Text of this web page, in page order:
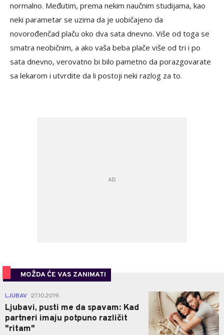
normalno. Međutim, prema nekim naučnim studijama, kao
neki parametar se uzima da je uobičajeno da
novorođenčad plaču oko dva sata dnevno. Više od toga se
smatra neobičnim, a ako vaša beba plače više od tri i po
sata dnevno, verovatno bi bilo pametno da porazgovarate
sa lekarom i utvrdite da li postoji neki razlog za to.
MOŽDA ĆE VAS ZANIMATI
LJUBAV 27.10.2019.
Ljubavi, pusti me da spavam: Kad
partneri imaju potpuno različit
"ritam"
0